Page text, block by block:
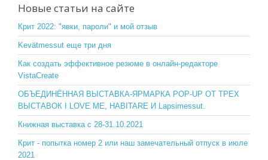
e
b
o
o
k
er
o
kl
a
ss
ni
ki
Новые статьи на сайте
Крит 2022: "явки, пароли" и мой отзыв
Kevätmessut еще три дня
Как создать эффективное резюме в онлайн-редакторе
VistaCreate
ОБЪЕДИНЁННАЯ ВЫСТАВКА-ЯРМАРКА POP-UP ОТ ТРЕХ
ВЫСТАВОК I LOVE ME, HABITARE И Lapsimessut.
Книжная выставка с 28-31.10.2021
Крит - попытка номер 2 или наш замечательный отпуск в июле
2021